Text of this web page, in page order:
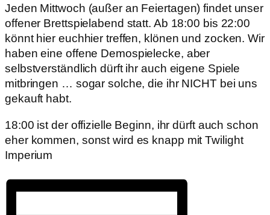
Jeden Mittwoch (außer an Feiertagen) findet unser
offener Brettspielabend statt. Ab 18:00 bis 22:00
könnt hier euchhier treffen, klönen und zocken. Wir
haben eine offene Demospielecke, aber
selbstverständlich dürft ihr auch eigene Spiele
mitbringen … sogar solche, die ihr NICHT bei uns
gekauft habt.
18:00 ist der offizielle Beginn, ihr dürft auch schon
eher kommen, sonst wird es knapp mit Twilight
Imperium